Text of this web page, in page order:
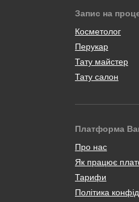
Запис на
Косметолог
Перукар
Тату майстер
Тату салон
Платформа
Про нас
Як працює
Тарифи
Політика